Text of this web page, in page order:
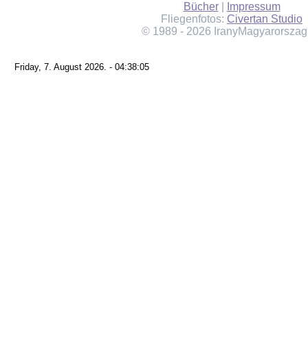
Bücher|
Impressum
Fliegenfotos: Civertan Studio
© 1989 - 2026
Friday, 7. August 2026. - 04:38:05